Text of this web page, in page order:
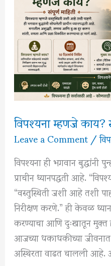
विपश्यना म्हणजे काय?
Leave a Comment/
विपश्यना ही भगवान
प्राचीन ध्यानपद्धती आहे.
“वस्तुस्थिती जशी आहे तशी
निरीक्षण करणे.” ही केवळ
करण्याचा आणि दुःखातून मुक्त
आजच्या धकाधकीच्या
अस्थिरता वाढत चालली आहे.